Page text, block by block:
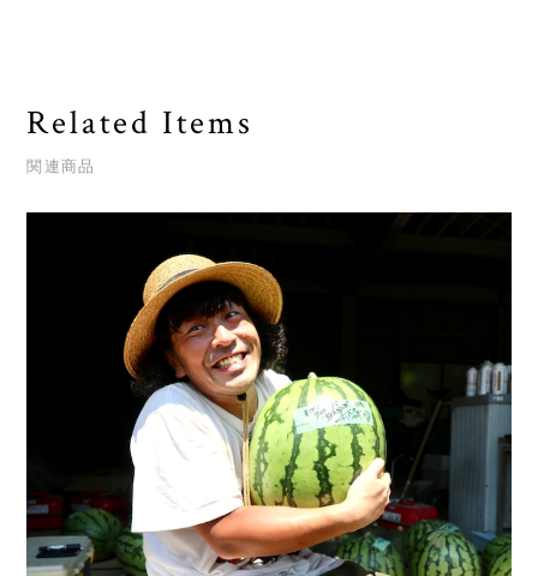
Related Items
関連商品